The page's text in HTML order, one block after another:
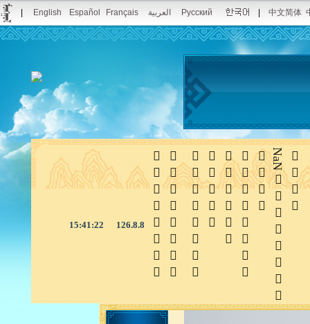
English Español Français العربية Русский 中文简体
15:41:22 126.8.8 
 
NaN




